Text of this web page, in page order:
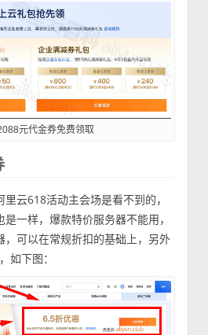
元代金券免费领取
云618活动主会场是看不到的，
一样，爆款特价服务器不能用，
，可以在常规折扣的基础上，另外
如下图：